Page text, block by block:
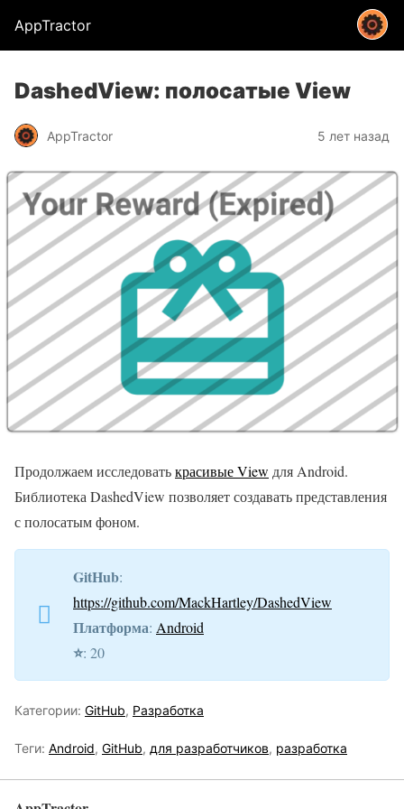
AppTractor
DashedView: полосатые View
AppTractor 5 лет назад
Продолжаем исследоватькрасивые View для Android.
Библиотека DashedView позволяет создавать представления
с полосатым фоном.
GitHub:
https://github.com/MackHartley/DashedView
Платформа: Android
⭐️: 20
Категории: GitHub, Разработка
Теги: Android, GitHub, для разработчиков, разработка